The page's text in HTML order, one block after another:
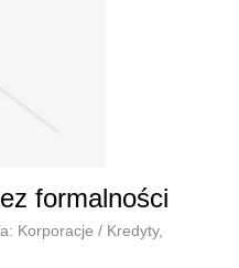
formalności
Korporacje / Kredyty,